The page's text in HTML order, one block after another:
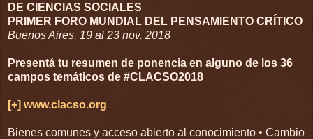
DE CIENCIAS SOCIALES
PRIMER FORO MUNDIAL DEL PENSAMIENTO CRÍTICO
Buenos Aires, 19 al 23 nov. 2018
Presentá tu resumen de ponencia en alguno de los 36
campos temáticos de #CLACSO2018
[+] www.clacso.org
Bienes comunes y acceso abierto al conocimiento • Cambio